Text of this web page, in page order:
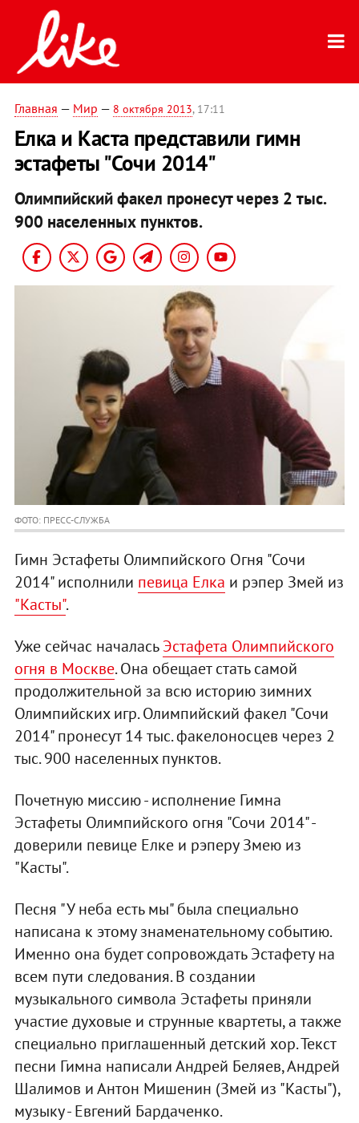
Главная — Мир — 8 октября 2013, 17:11
Елка и Каста представили гимн
эстафеты "Сочи 2014"
Олимпийский факел пронесут через 2 тыс.
900 населенных пунктов.
ФОТО: ПРЕСС-СЛУЖБА
Гимн Эстафеты Олимпийского Огня "Сочи
2014" исполнили певица Елка и рэпер Змей из
"Касты".
Уже сейчас началасьЭстафета Олимпийского
огня в Москве. Она обещает стать самой
продолжительной за всю историю зимних
Олимпийских игр. Олимпийский факел "Сочи
2014" пронесут 14 тыс. факелоносцев через 2
тыс. 900 населенных пунктов.
Почетную миссию - исполнение Гимна
Эстафеты Олимпийского огня "Сочи 2014" -
доверили певице Елке и рэперу Змею из
"Касты".
Песня "У неба есть мы" была специально
написана к этому знаменательному событию.
Именно она будет сопровождать Эстафету на
всем пути следования. В создании
музыкального символа Эстафеты приняли
участие духовые и струнные квартеты, а также
специально приглашенный детский хор. Текст
песни Гимна написали Андрей Беляев, Андрей
Шалимов и Антон Мишенин (Змей из "Касты"),
музыку - Евгений Бардаченко.